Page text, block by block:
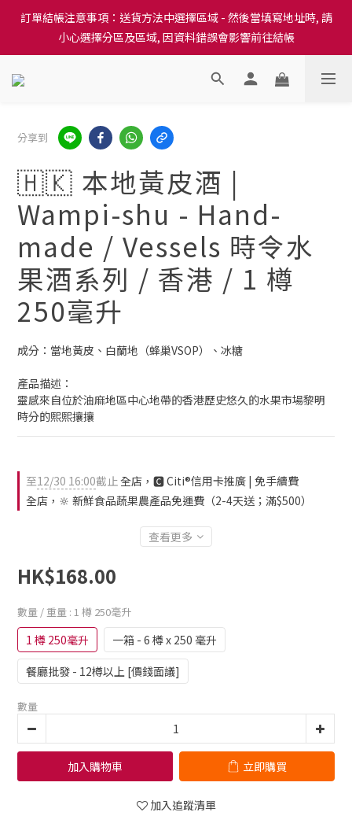
訂單結帳注意事項：送貨方法中選擇區域 - 然後當填寫地址時, 請
小心選擇分區及區域, 因資料錯誤會影響前往結帳
訂單結帳注意事項：送貨方法中選擇區域 - 然後當填寫地址時, 請
小心選擇分區及區域, 因資料錯誤會影響前往結帳
隆重推出本地培育田香雞、金棠雞、粵皇鷄及平原雞等，想食靚雞
訂單結帳注意事項：送貨方法中選擇區域 - 然後當填寫地址時, 請
小心選擇分區及區域, 因資料錯誤會影響前往結帳
分享到
🇭🇰 本地黃皮酒 |
Wampi-shu - Hand-
made / Vessels 時令水
果酒系列 / 香港 / 1 樽
250毫升
成分：當地黃皮、白蘭地（蜂巢VSOP）、冰糖
產品描述：
靈感來自位於油麻地區中心地帶的香港歷史悠久的水果市場黎明
時分的熙熙攘攘
至12/30 16:00截止全店，🅲 Citi®信用卡推廣 | 免手續費
全店，🔆 新鮮食品蔬果農產品免運費（2-4天送；滿$500）
查看更多
HK$168.00
數量 / 重量 : 1 樽 250毫升
1 樽 250毫升
一箱 - 6 樽 x 250 毫升
餐廳批發 - 12樽以上 [價錢面議]
數量
加入購物車 立即購買
加入追蹤清單